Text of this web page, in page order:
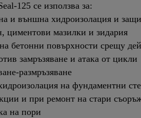
125 се използва за:
и външна хидроизолация и
циментови мазилки и зидария
бетонни повърхности срещу
замръзяване и атака от цикли
размръзяване
на фундаментни
и при ремонт на стари
на пори